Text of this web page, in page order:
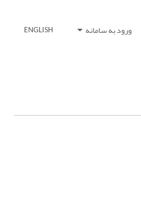
ورود به سامانه ENGLISH